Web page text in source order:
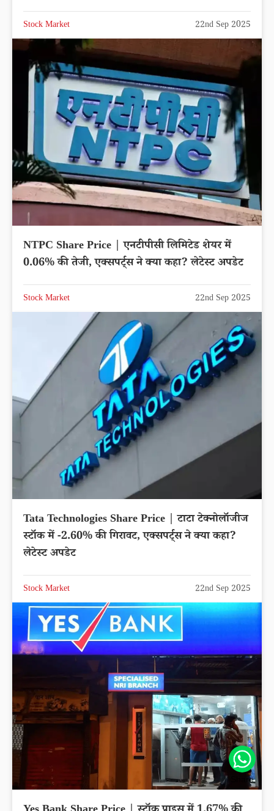
Stock Market 22nd Sep 2025
NTPC Share Price | एनटीपीसी लिमिटेड शेयर में
0.06% की तेजी, एक्सपर्ट्स ने क्या कहा? लेटेस्ट अपडेट
Stock Market 22nd Sep 2025
Tata Technologies Share Price | टाटा टेक्नोलॉजीज
स्टॉक में -2.60% की गिरावट, एक्सपर्ट्स ने क्या कहा?
लेटेस्ट अपडेट
Stock Market 22nd Sep 2025
Share